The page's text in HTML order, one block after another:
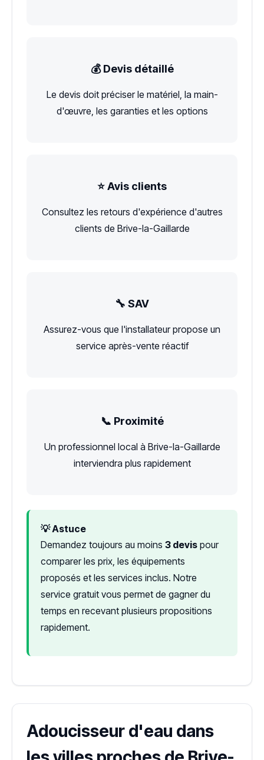
💰 Devis détaillé
Le devis doit préciser le matériel, la main-
d'œuvre, les garanties et les options
⭐ Avis clients
Consultez les retours d'expérience d'autres
clients de Brive-la-Gaillarde
🔧 SAV
Assurez-vous que l'installateur propose un
service après-vente réactif
📞 Proximité
Un professionnel local à Brive-la-Gaillarde
interviendra plus rapidement
💡 Astuce
Demandez toujours au moins 3 devis pour
comparer les prix, les équipements
proposés et les services inclus. Notre
service gratuit vous permet de gagner du
temps en recevant plusieurs propositions
rapidement.
Adoucisseur d'eau dans